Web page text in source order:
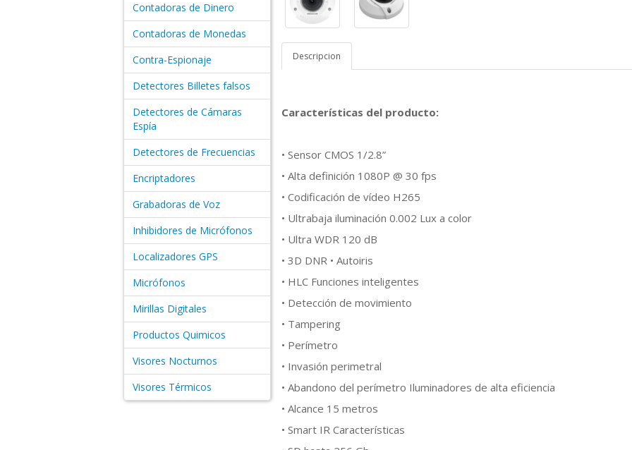
Contadoras de Dinero
Contadoras de Monedas
Contra-Espionaje
Detectores Billetes falsos
Detectores de Cámaras
Espía
Detectores de Frecuencias
Encriptadores
Grabadoras de Voz
Inhibidores de Micrófonos
Localizadores GPS
Micrófonos
Mirillas Digitales
Productos Quimicos
Visores Nocturnos
Visores Térmicos
Descripcion
Características del producto:
• Sensor CMOS 1/2.8”
• Alta definición 1080P @ 30 fps
• Codificación de vídeo H265
• Ultrabaja iluminación 0.002 Lux a color
• Ultra WDR 120 dB
• 3D DNR • Autoiris
• HLC Funciones inteligentes
• Detección de movimiento
• Tampering
• Perímetro
• Invasión perimetral
• Abandono del perímetro Iluminadores de alta eficiencia
• Alcance 15 metros
• Smart IR Características